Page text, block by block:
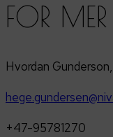
FOR
Hvordan
+47-95781270